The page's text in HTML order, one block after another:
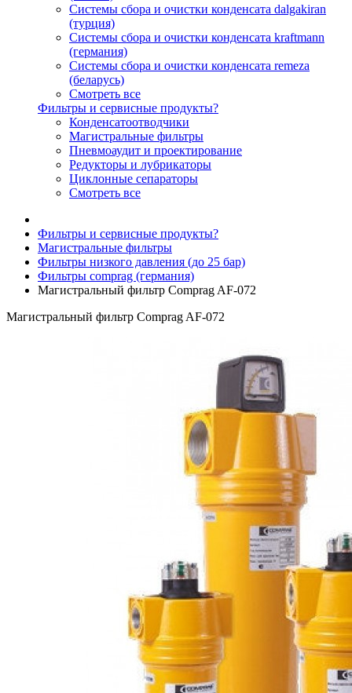
Системы сбора и очистки конденсата dalgakiran
(турция)
Системы сбора и очистки конденсата kraftmann
(германия)
Системы сбора и очистки конденсата remeza
(беларусь)
Смотреть все
Фильтры и сервисные продукты?
Конденсатоотводчики
Магистральные фильтры
Пневмоаудит и проектирование
Редукторы и лубрикаторы
Циклонные сепараторы
Смотреть все
Фильтры и сервисные продукты?
Магистральные фильтры
Фильтры низкого давления (до 25 бар)
Фильтры comprag (германия)
Магистральный фильтр Comprag AF-072
Магистральный фильтр Comprag AF-072